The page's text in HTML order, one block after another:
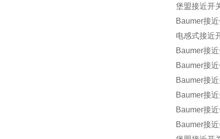
堡盟接近开
Baumer接
电感式接近
Baumer接
Baumer接
Baumer接
Baumer接
Baumer接
Baumer接